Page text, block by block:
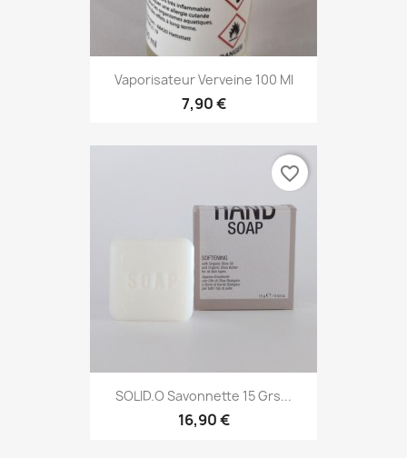
Vaporisateur Verveine 100 Ml
7,90 €
SOLID.O Savonnette 15 Grs...
16,90 €
favorite_border